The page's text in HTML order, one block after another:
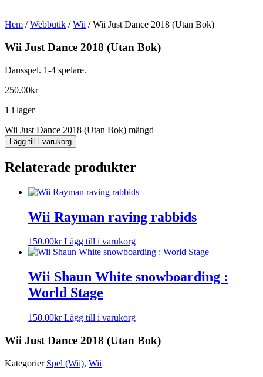
Hem /Webbutik /Wii / Wii Just Dance 2018 (Utan Bok)
Wii Just Dance 2018 (Utan Bok)
Dansspel. 1-4 spelare.
250.00kr
1 i lager
Wii Just Dance 2018 (Utan Bok) mängd
Lägg till i varukorg
Relaterade produkter
Wii Rayman raving rabbids
150.00kr Lägg till i varukorg
Wii Shaun White snowboarding :
World Stage
150.00kr Lägg till i varukorg
Wii Just Dance 2018 (Utan Bok)
Kategorier Spel (Wii), Wii